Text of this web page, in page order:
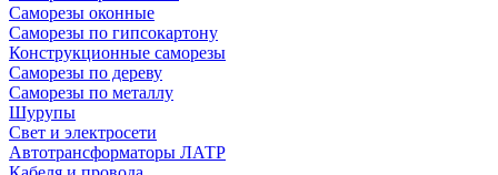
Саморезы оконные
Саморезы по гипсокартону
Конструкционные саморезы
Саморезы по дереву
Саморезы по металлу
Шурупы
Свет и электросети
Автотрансформаторы ЛАТР